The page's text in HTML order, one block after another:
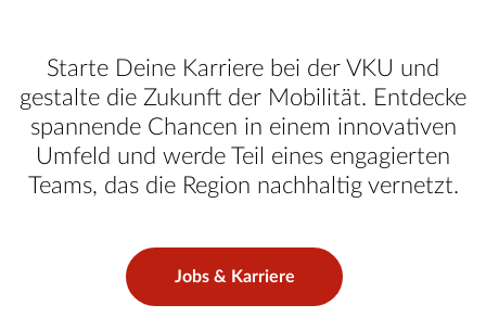
Starte Deine Karriere bei der VKU und
gestalte die Zukunft der Mobilität. Entdecke
spannende Chancen in einem innovativen
Umfeld und werde Teil eines engagierten
Teams, das die Region nachhaltig vernetzt.
Jobs & Karriere